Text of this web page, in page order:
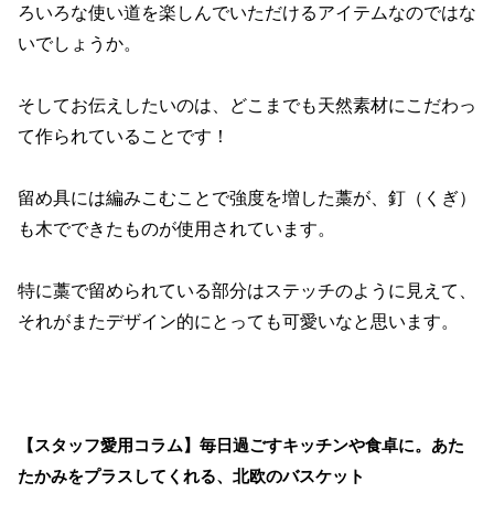
ろいろな使い道を楽しんでいただけるアイテムなのではな
いでしょうか。
そしてお伝えしたいのは、どこまでも天然素材にこだわっ
て作られていることです！
留め具には編みこむことで強度を増した藁が、釘（くぎ）
も木でできたものが使用されています。
特に藁で留められている部分はステッチのように見えて、
それがまたデザイン的にとっても可愛いなと思います。
【スタッフ愛用コラム】毎日過ごすキッチンや食卓に。あた
たかみをプラスしてくれる、北欧のバスケット